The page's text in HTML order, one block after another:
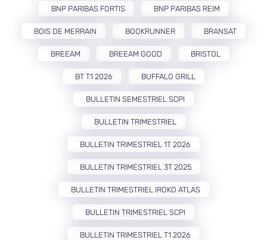
BNP PARIBAS FORTIS BNP PARIBAS REIM
BOIS DE MERRAIN BOOKRUNNER BRANSAT
BREEAM BREEAM GOOD BRISTOL
BT T1 2026 BUFFALO GRILL
BULLETIN SEMESTRIEL SCPI
BULLETIN TRIMESTRIEL
BULLETIN TRIMESTRIEL 1T 2026
BULLETIN TRIMESTRIEL 3T 2025
BULLETIN TRIMESTRIEL IROKO ATLAS
BULLETIN TRIMESTRIEL SCPI
BULLETIN TRIMESTRIEL T1 2026